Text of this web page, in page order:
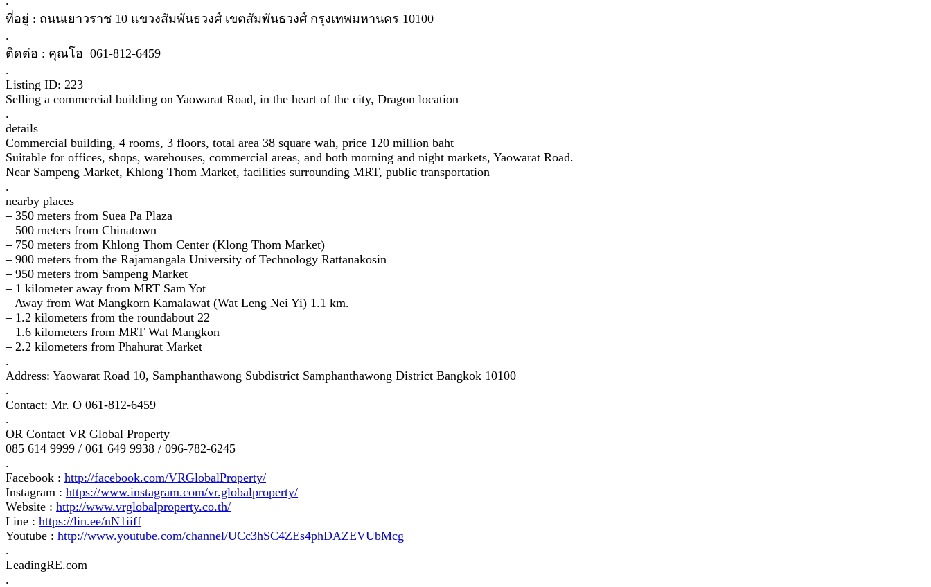
ที่อยู่ : ถนนเยาวราช 10 แขวงสัมพันธวงศ์ เขตสัมพันธวงศ์ กรุงเทพมหานคร 10100
.
ติดต่อ : คุณโอ 061-812-6459​
.
Listing ID: 223
Selling a commercial building on Yaowarat Road, in the heart of the city, Dragon location
.
details
Commercial building, 4 rooms, 3 floors, total area 38 square wah, price 120 million baht
Suitable for offices, shops, warehouses, commercial areas, and both morning and night markets, Yaowarat Road.
Near Sampeng Market, Khlong Thom Market, facilities surrounding MRT, public transportation
.
nearby places
– 350 meters from Suea Pa Plaza
– 500 meters from Chinatown
– 750 meters from Khlong Thom Center (Klong Thom Market)
– 900 meters from the Rajamangala University of Technology Rattanakosin
– 950 meters from Sampeng Market
– 1 kilometer away from MRT Sam Yot
– Away from Wat Mangkorn Kamalawat (Wat Leng Nei Yi) 1.1 km.
– 1.2 kilometers from the roundabout 22
– 1.6 kilometers from MRT Wat Mangkon
– 2.2 kilometers from Phahurat Market
.
Address: Yaowarat Road 10, Samphanthawong Subdistrict Samphanthawong District Bangkok 10100
.
Contact: Mr. O 061-812-6459​
.
OR Contact VR Global Property
085 614 9999 / 061 649 9938 / 096-782-6245
.
Facebook : http://facebook.com/VRGlobalProperty/
Instagram : https://www.instagram.com/vr.globalproperty/
Website : http://www.vrglobalproperty.co.th/
Line : https://lin.ee/nN1iiff
Youtube : http://www.youtube.com/channel/UCc3hSC4ZEs4phDAZEVUbMcg
.
LeadingRE.com
.